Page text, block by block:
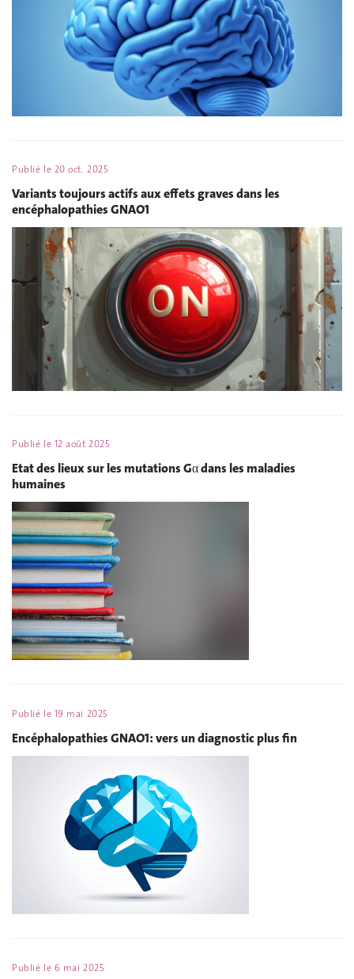
Publié le 20 oct. 2025
Variants toujours actifs aux effets graves dans les
encéphalopathies GNAO1
Publié le 12 août 2025
Etat des lieux sur les mutations Gα dans les maladies
humaines
Publié le 19 mai 2025
Encéphalopathies GNAO1: vers un diagnostic plus fin
Publié le 6 mai 2025